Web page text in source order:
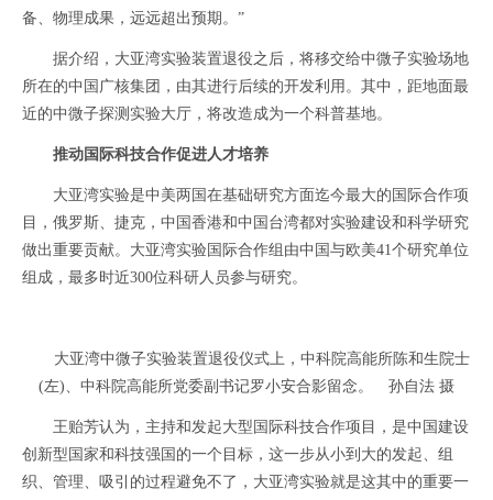
备、物理成果，远远超出预期。”
据介绍，大亚湾实验装置退役之后，将移交给中微子实验场地
所在的中国广核集团，由其进行后续的开发利用。其中，距地面最
近的中微子探测实验大厅，将改造成为一个科普基地。
推动国际科技合作促进人才培养
大亚湾实验是中美两国在基础研究方面迄今最大的国际合作项
目，俄罗斯、捷克，中国香港和中国台湾都对实验建设和科学研究
做出重要贡献。大亚湾实验国际合作组由中国与欧美41个研究单位
组成，最多时近300位科研人员参与研究。
大亚湾中微子实验装置退役仪式上，中科院高能所陈和生院士
(左)、中科院高能所党委副书记罗小安合影留念。 孙自法 摄
王贻芳认为，主持和发起大型国际科技合作项目，是中国建设
创新型国家和科技强国的一个目标，这一步从小到大的发起、组
织、管理、吸引的过程避免不了，大亚湾实验就是这其中的重要一